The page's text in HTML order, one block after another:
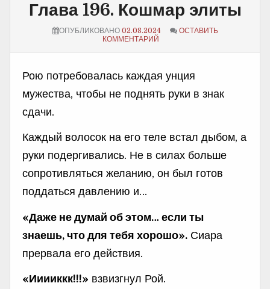
Глава 196. Кошмар элиты
ОПУБЛИКОВАНО 02.08.2024
ОСТАВИТЬ
КОММЕНТАРИЙ
Рою потребовалась каждая унция
мужества, чтобы не поднять руки в знак
сдачи.
Каждый волосок на его теле встал дыбом, а
руки подергивались. Не в силах больше
сопротивляться желанию, он был готов
поддаться давлению и…
«Даже не думай об этом… если ты
знаешь, что для тебя хорошо». Сиара
прервала его действия.
«Ииииккк!!!» взвизгнул Рой.